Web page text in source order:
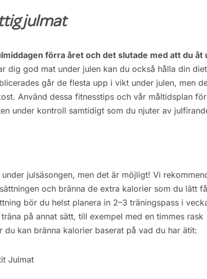
julmat
förra året och det slutade med att du åt
dig god mat under julen kan du också hålla din diet
går de flesta upp i vikt under julen, men
Använd dessa fitnesstips och vår måltidsplan för
under kontroll samtidigt som du njuter av
julsäsongen, men det är möjligt! Vi
och bränna de extra kalorier som du lätt
bör du helst planera in 2–3 träningspass i
på annat sätt, till exempel med en timmes rask
kan bränna kalorier baserat på vad du har ätit: